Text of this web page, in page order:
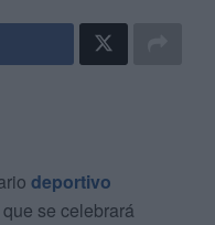
deportivo
que se celebrará